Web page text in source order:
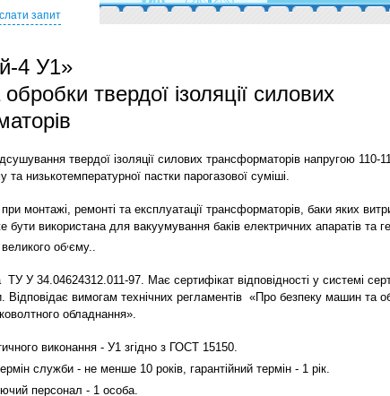
запит
4 У1»
твердої ізоляції силових
твердої ізоляції силових трансформаторів напругою 110-
низькотемпературної пастки парогазової суміші.
монтажі, ремонті та експлуатації трансформаторів, баки яких
бути використана для вакуумування баків електричних апаратів та
об єму..
ТУ У 34.04624312.011-97. Має сертифікат відповідності у системі
вимогам технічних регламентів «Про безпеку машин та
обладнання».
виконання - У1 згідно з ГОСТ 15150.
служби - не менше 10 років, гарантійний термін - 1 рік.
персонал - 1 особа.